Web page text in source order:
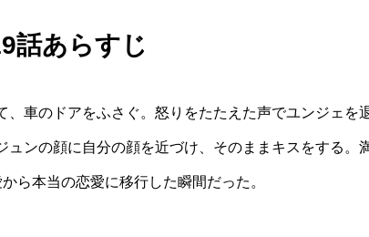
話あらすじ
車のドアをふさぐ。怒りをたたえた声でユンジェを
ュンの顔に自分の顔を近づけ、そのままキスをする。
ら本当の恋愛に移行した瞬間だった。